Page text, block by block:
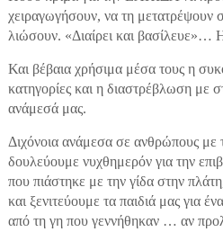
χειραγωγήσουν, να τη μετατρέψουν
λιώσουν. «Διαίρει και βασίλευε»…
Και βέβαια χρήσιμα μέσα τους η
κατηγορίες και η διαστρέβλωση με
ανάμεσά μας.
Διχόνοια ανάμεσα σε ανθρώπους με
δουλεύουμε νυχθημερόν για την
που πιάστηκε με την γίδα στην
και ξενιτεύουμε τα παιδιά μας για
από τη γη που γεννήθηκαν … αν